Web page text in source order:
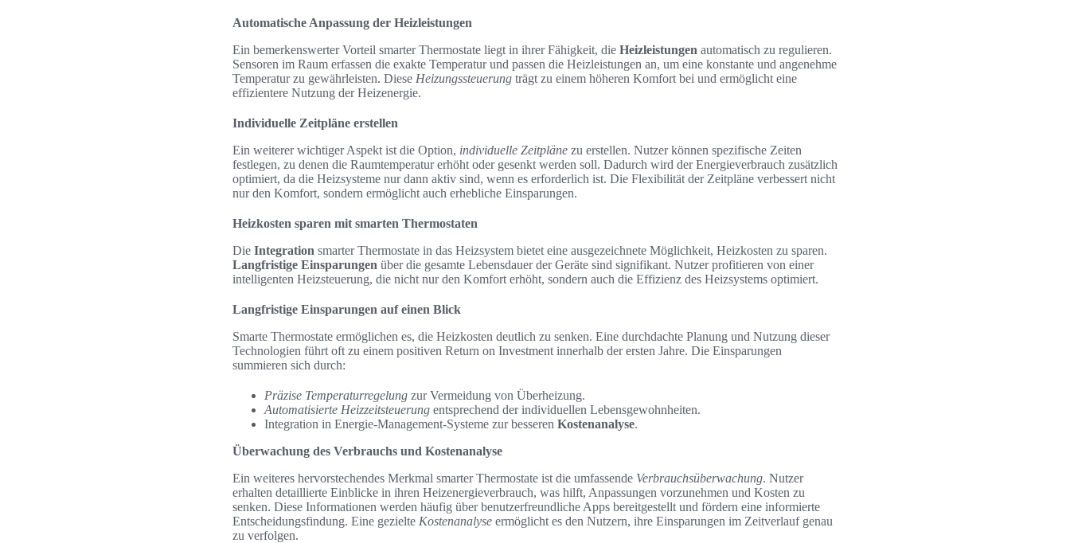
Automatische Anpassung der Heizleistungen
Ein bemerkenswerter Vorteil smarter Thermostate liegt in ihrer Fähigkeit, die Heizleistungen automatisch zu regulieren.
Sensoren im Raum erfassen die exakte Temperatur und passen die Heizleistungen an, um eine konstante und angenehme
Temperatur zu gewährleisten. Diese Heizungssteuerung trägt zu einem höheren Komfort bei und ermöglicht eine
effizientere Nutzung der Heizenergie.
Individuelle Zeitpläne erstellen
Ein weiterer wichtiger Aspekt ist die Option, individuelle Zeitpläne zu erstellen. Nutzer können spezifische Zeiten
festlegen, zu denen die Raumtemperatur erhöht oder gesenkt werden soll. Dadurch wird der Energieverbrauch zusätzlich
optimiert, da die Heizsysteme nur dann aktiv sind, wenn es erforderlich ist. Die Flexibilität der Zeitpläne verbessert nicht
nur den Komfort, sondern ermöglicht auch erhebliche Einsparungen.
Heizkosten sparen mit smarten Thermostaten
Die Integration smarter Thermostate in das Heizsystem bietet eine ausgezeichnete Möglichkeit, Heizkosten zu sparen.
Langfristige Einsparungen über die gesamte Lebensdauer der Geräte sind signifikant. Nutzer profitieren von einer
intelligenten Heizsteuerung, die nicht nur den Komfort erhöht, sondern auch die Effizienz des Heizsystems optimiert.
Langfristige Einsparungen auf einen Blick
Smarte Thermostate ermöglichen es, die Heizkosten deutlich zu senken. Eine durchdachte Planung und Nutzung dieser
Technologien führt oft zu einem positiven Return on Investment innerhalb der ersten Jahre. Die Einsparungen
summieren sich durch:
Präzise Temperaturregelung zur Vermeidung von Überheizung.
Automatisierte Heizzeitsteuerung entsprechend der individuellen Lebensgewohnheiten.
Integration in Energie-Management-Systeme zur besseren Kostenanalyse.
Überwachung des Verbrauchs und Kostenanalyse
Ein weiteres hervorstechendes Merkmal smarter Thermostate ist die umfassende Verbrauchsüberwachung. Nutzer
erhalten detaillierte Einblicke in ihren Heizenergieverbrauch, was hilft, Anpassungen vorzunehmen und Kosten zu
senken. Diese Informationen werden häufig über benutzerfreundliche Apps bereitgestellt und fördern eine informierte
Entscheidungsfindung. Eine gezielte Kostenanalyse ermöglicht es den Nutzern, ihre Einsparungen im Zeitverlauf genau
zu verfolgen.